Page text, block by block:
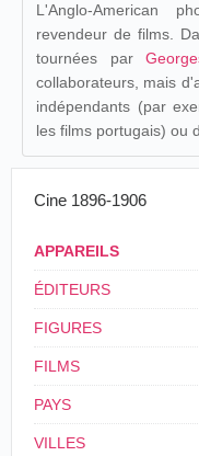
L'Anglo-American
revendeur de films.
tournées par
collaborateurs, mais
indépendants (par
les films portugais) ou
Cine 1896-1906
APPAREILS
ÉDITEURS
FIGURES
FILMS
PAYS
VILLES